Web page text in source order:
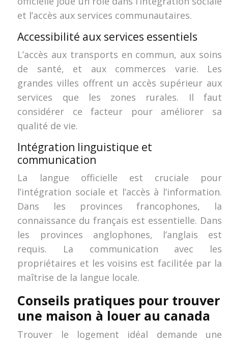
et l’accès aux services communautaires.
Accessibilité aux services essentiels
L’accès aux transports en commun, aux soins
de santé, et aux commerces varie. Les
grandes villes offrent un accès supérieur aux
services que les zones rurales. Il faut
considérer ce facteur pour améliorer sa
qualité de vie.
Intégration linguistique et
communication
La langue officielle est cruciale pour
l’intégration sociale et l’accès à l’information.
Dans les provinces francophones, la
connaissance du français est essentielle. Dans
les provinces anglophones, l’anglais est
requis. La communication avec les
propriétaires et les voisins est facilitée par la
maîtrise de la langue locale.
Conseils pratiques pour trouver
une maison à louer au canada
Trouver le logement idéal demande une